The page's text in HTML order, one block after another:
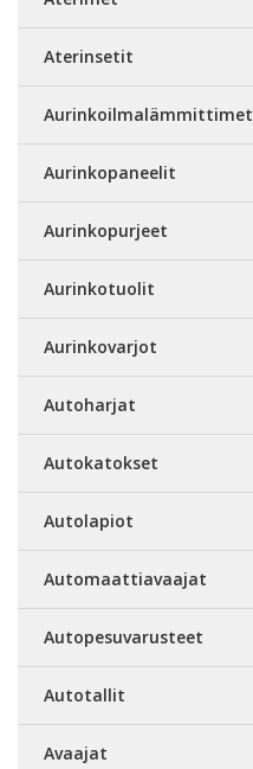
Aterinsetit
Aurinkoilmalämmittimet
Aurinkopaneelit
Aurinkopurjeet
Aurinkotuolit
Aurinkovarjot
Autoharjat
Autokatokset
Autolapiot
Automaattiavaajat
Autopesuvarusteet
Autotallit
Avaajat